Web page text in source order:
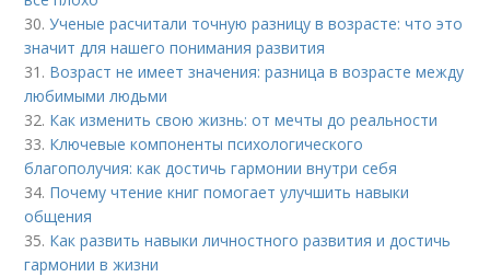
30.Ученые расчитали точную разницу в возрасте: что это
значит для нашего понимания развития
31. Возраст не имеет значения: разница в возрасте между
любимыми людьми
32. Как изменить свою жизнь: от мечты до реальности
33. Ключевые компоненты психологического
благополучия: как достичь гармонии внутри себя
34. Почему чтение книг помогает улучшить навыки
общения
35. Как развить навыки личностного развития и достичь
гармонии в жизни